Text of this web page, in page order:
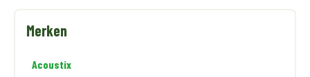
Merken
Acoustix